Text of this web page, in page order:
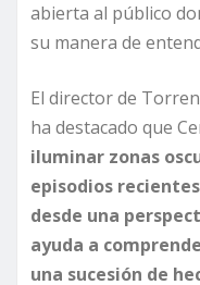
abierta al público
su manera de
El director de
ha destacado que
iluminar zonas
episodios
desde una
ayuda a
una sucesión de